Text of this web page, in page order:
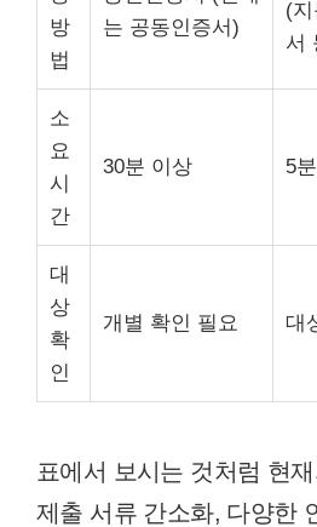
방
법
는 공동인증서)
(
서
소
요
시
간
30분 이상 5
대
상
확
인
개별 확인 필요 대
표에서 보시는 것처럼 현
제출 서류 간소화, 다양한